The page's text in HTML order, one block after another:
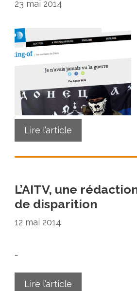
23 mai 2014
Lire l’article
L’AITV, une
de disparition
12 mai 2014
…
Lire l’article